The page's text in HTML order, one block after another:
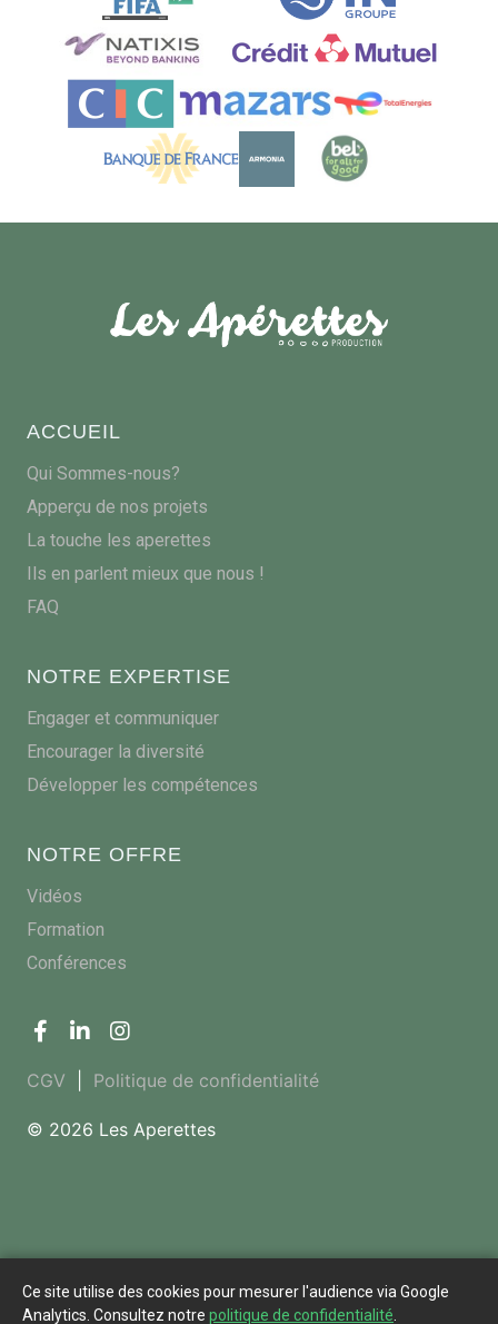
ACCUEIL
Qui Sommes-nous?
Apperçu de nos projets
La touche les aperettes
Ils en parlent mieux que nous !
FAQ
NOTRE EXPERTISE
Engager et communiquer
Encourager la diversité
Développer les compétences
NOTRE OFFRE
Vidéos
Formation
Conférences
CGV Politique de confidentialité
© 2026 Les Aperettes
Ce site utilise des cookies pour mesurer l'audience via Google
Analytics. Consultez notre politique de confidentialité